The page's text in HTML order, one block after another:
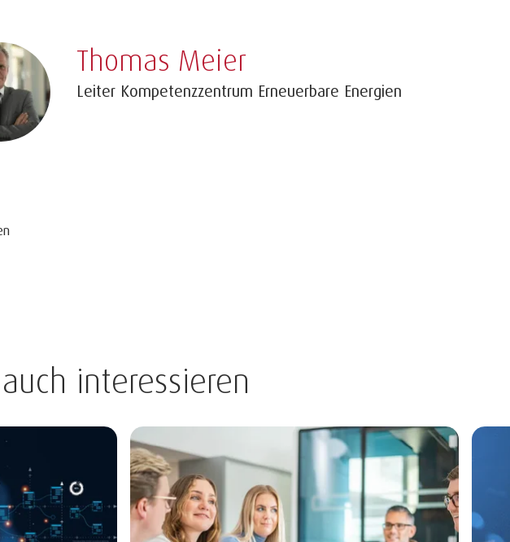
Thomas Meier
Leiter Kompetenzzentrum Erneuerbare Energien
interessieren